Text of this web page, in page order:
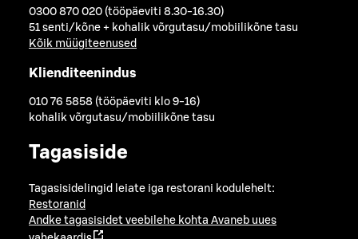
0300 870 020 (tööpäeviti 8.30-16.30)
51 senti/kõne + kohalik võrgutasu/mobiilikõne tasu
Kõik müügiteenused
Klienditeenindus
010 76 5858 (tööpäeviti klo 9-16)
kohalik võrgutasu/mobiilikõne tasu
Tagasiside
Tagasisidelingid leiate iga restorani kodulehelt:
Restoranid
Andke tagasisidet veebilehe kohta Avaneb uues